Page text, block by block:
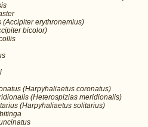
(Accipiter erythronemius)
bicolor)
(Harpyhaliaetus coronatus)
(Heterospizias meridionalis)
(Harpyhaliaetus solitarius)